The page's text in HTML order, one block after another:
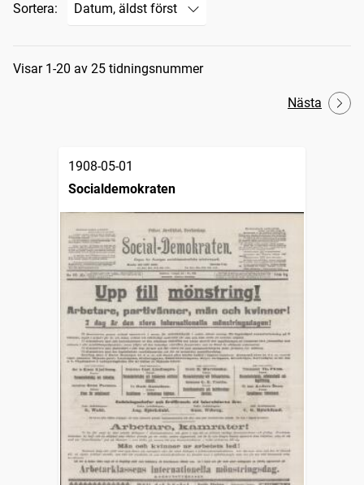
Sortera:
Sökresultat
Visar 1-20 av 25 tidningsnummer
Nästa
1908-05-01
Socialdemokraten